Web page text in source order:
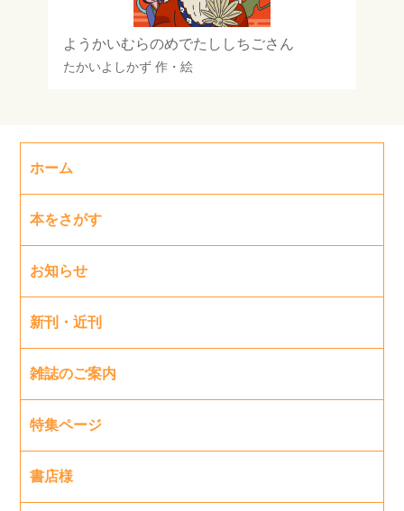
ようかいむらのめでたししちごさん
たかいよしかず作・絵
ホーム
本をさがす
お知らせ
新刊・近刊
雑誌のご案内
特集ページ
書店様